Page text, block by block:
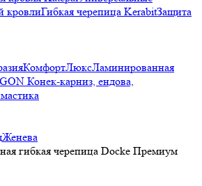
кровлиГибкая черепица KerabitЗащита
КомфортЛюксЛаминированная
Конек-карниз, ендова,
Женева
гибкая черепица Docke Премиум